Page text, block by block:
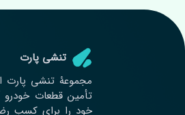
تنشی‌ پارت
تأمین قطعات خودرو
خود را برای کسب